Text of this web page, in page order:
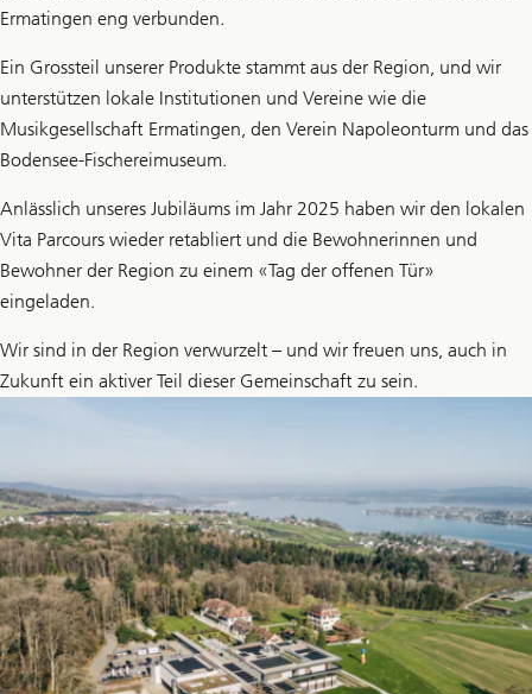
Ermatingen eng verbunden.
Ein Grossteil unserer Produkte stammt aus der Region, und wir
unterstützen lokale Institutionen und Vereine wie die
Musikgesellschaft Ermatingen, den Verein Napoleonturm und das
Bodensee-Fischereimuseum.
Anlässlich unseres Jubiläums im Jahr 2025 haben wir den lokalen
Vita Parcours wieder retabliert und die Bewohnerinnen und
Bewohner der Region zu einem «Tag der offenen Tür»
eingeladen.
Wir sind in der Region verwurzelt – und wir freuen uns, auch in
Zukunft ein aktiver Teil dieser Gemeinschaft zu sein.